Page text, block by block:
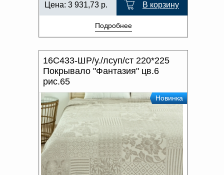
Цена: 3 931,73 р. В корзину
Подробнее
16С433-ШР/у./лсуп/ст 220*225
Покрывало "Фантазия" цв.6
рис.65
Новинка